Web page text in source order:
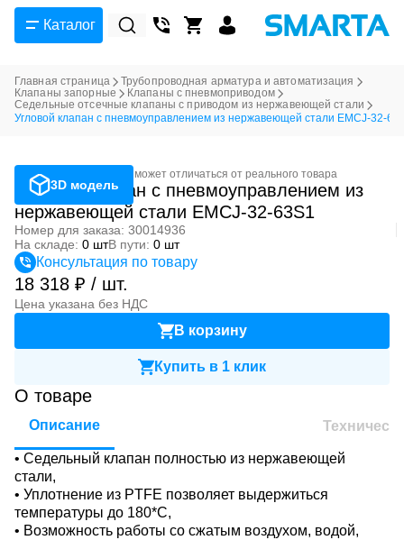
Каталог
Главная страница
Трубопроводная арматура и автоматизация
Клапаны запорные
Клапаны с пневмоприводом
Седельные отсечные клапаны с приводом из нержавеющей стали
Угловой клапан с пневмоуправлением из нержавеющей стали EMCJ-32-
3D модель
Фотография может отличаться от реального товара
Угловой клапан с пневмоуправлением из
нержавеющей стали EMCJ-32-63S1
Номер для заказа: 30014936
На складе: 0 штВ пути: 0 шт
Консультация по товару
18 318 ₽ / шт.
Цена указана без НДС
В корзину
Купить в 1 клик
О товаре
Описание
• Седельный клапан полностью из нержавеющей
стали,
• Уплотнение из PTFE позволяет выдержиться
температуры до 180*С,
• Возможность работы со сжатым воздухом, водой,